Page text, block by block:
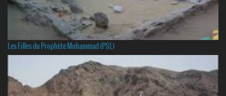
Les Filles du Prophète Muhammad (PSL)